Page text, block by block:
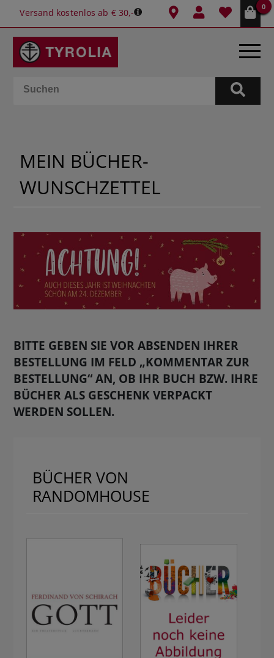
Versand kostenlos ab € 30,-
0
BÜCHER
SPIELE
KALENDER
GESCHENKIDEEN
SCHULE & BÜRO
BUCHTIPPS
MEIN BÜCHER-
WUNSCHZETTEL
BITTE GEBEN SIE VOR ABSENDEN IHRER
BESTELLUNG IM FELD „KOMMENTAR ZUR
BESTELLUNG“ AN, OB IHR BUCH BZW. IHRE
BÜCHER ALS GESCHENK VERPACKT
WERDEN SOLLEN.
BÜCHER VON
RANDOMHOUSE